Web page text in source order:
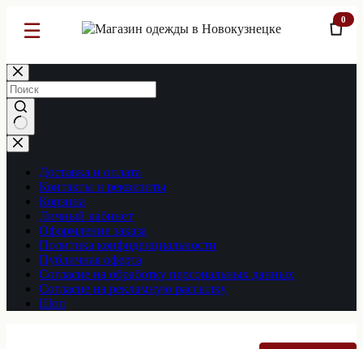
☰ 0
Перейти
к
сути
Ничего
не
найденоДоставка и оплата
Контакты и реквизиты
Корзина
Личный кабинет
Оформление заказа
Политика конфиденциальности
Публичная оферта
Согласие на обработку персональных данных
Согласие на рекламную рассылку
Шоп